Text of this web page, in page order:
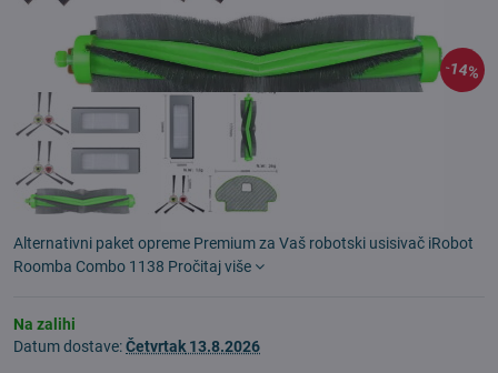
14%
Alternativni paket opreme Premium za Vaš robotski usisivač iRobot
Roomba Combo 1138 Pročitaj više
Na zalihi
Datum dostave:Četvrtak 13.8.2026